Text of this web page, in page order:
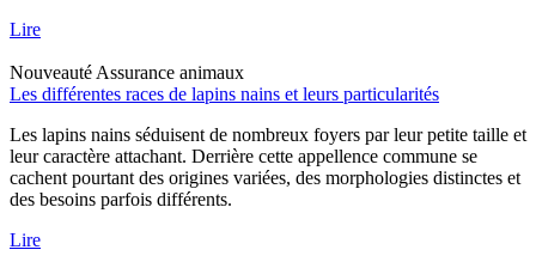
Lire
Nouveauté Assurance animaux
Les différentes races de lapins nains et leurs particularités
Les lapins nains séduisent de nombreux foyers par leur petite taille et
leur caractère attachant. Derrière cette appellence commune se
cachent pourtant des origines variées, des morphologies distinctes et
des besoins parfois différents.
Lire